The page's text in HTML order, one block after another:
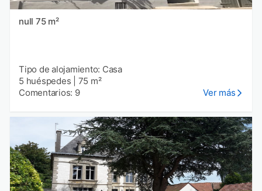
null 75 m²
Tipo de alojamiento: Casa
5 huéspedes
75 m²
Comentarios: 9
Ver más